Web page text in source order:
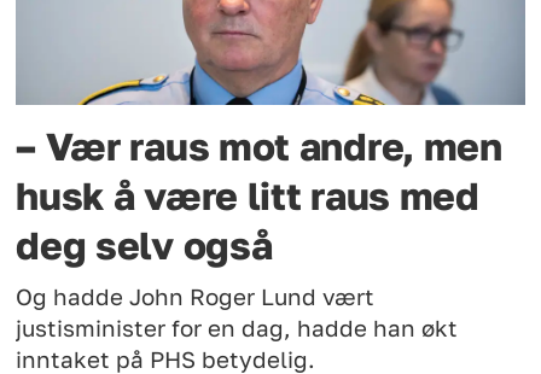
– Vær raus mot andre, men
husk å være litt raus med
deg selv også
Og hadde John Roger Lund vært
justisminister for en dag, hadde han økt
inntaket på PHS betydelig.